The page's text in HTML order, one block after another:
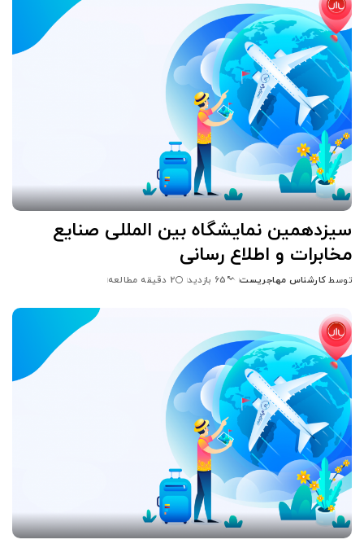
سیزدهمین نمایشگاه بین المللی صنایع
مخابرات و اطلاع رسانی
ارسال
توسط
توسط کارشناس مهاجریست 65 بازدید 2 دقیقه مطالعه